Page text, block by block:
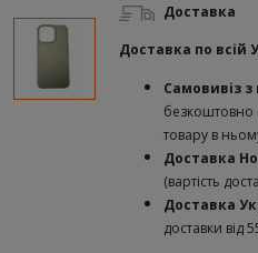
Доставка
Доставка по всій
Самовивіз
безкоштовно
товару в
Доставка
(вартість
Доставка
доставки від